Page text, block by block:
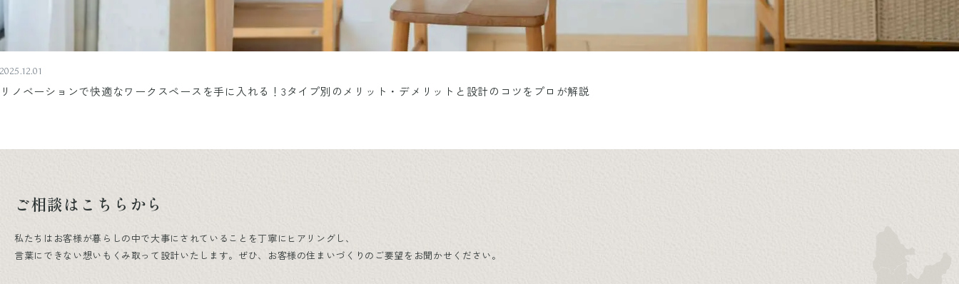
2025.12.01
リノベーションで快適なワークスペースを手に入れる！3タイプ別のメリット・デメリットと設計のコツをプロが解説
ご相談はこちらから
私たちはお客様が暮らしの中で大事にされていることを丁寧にヒアリングし、
言葉にできない想いもくみ取って設計いたします。ぜひ、お客様の住まいづくりのご要望をお聞かせください。